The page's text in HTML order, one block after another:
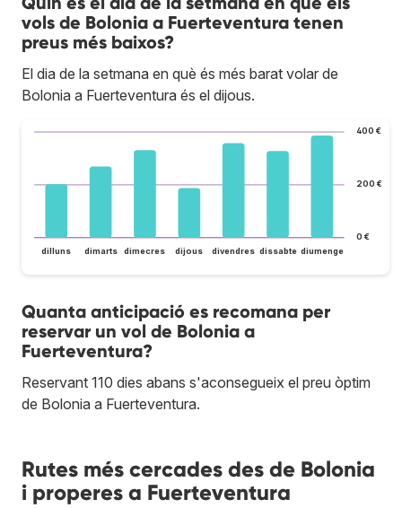
vols de Bolonia a Fuerteventura tenen
preus més baixos?
El dia de la setmana en què és més barat volar de
Bolonia a Fuerteventura és el dijous.
0 €
200 €
400 €
dilluns dimarts dimecres dijous divendres dissabte diumenge
Quanta anticipació es recomana per
reservar un vol de Bolonia a
Fuerteventura?
Reservant 110 dies abans s'aconsegueix el preu òptim
de Bolonia a Fuerteventura.
Rutes més cercades des de Bolonia
i properes a Fuerteventura